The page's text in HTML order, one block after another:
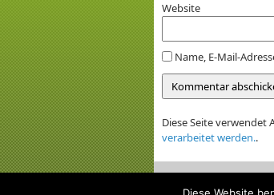
Website
Name, E-Mail-
Diese Seite verwendet
verarbeitet werden..